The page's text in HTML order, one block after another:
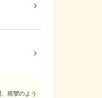
痙攣のよう